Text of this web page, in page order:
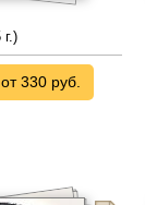
330 руб.